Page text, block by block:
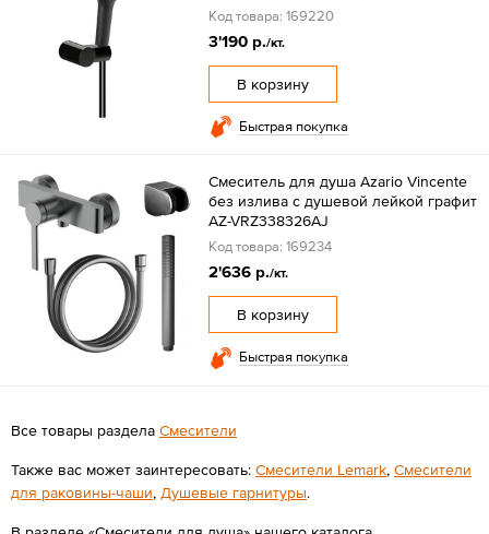
Код товара: 169220
3'190 р./кт.
В корзину
Быстрая покупка
Смеситель для душа Azario Vincente
без излива с душевой лейкой графит
AZ-VRZ338326AJ
Код товара: 169234
2'636 р./кт.
В корзину
Быстрая покупка
Все товары раздела Смесители
Также вас может заинтересовать: Смесители Lemark, Смесители
для раковины-чаши, Душевые гарнитуры.